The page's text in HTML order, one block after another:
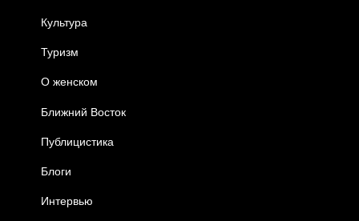
Культура
Туризм
О женском
Ближний Восток
Публицистика
Блоги
Интервью